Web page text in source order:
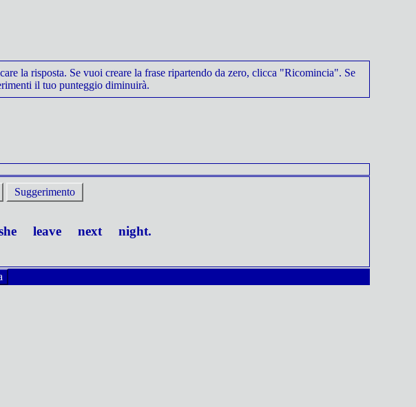
la risposta. Se vuoi creare la frase ripartendo da zero, clicca "Ricomincia". Se
il tuo punteggio diminuirà.
Suggerimento
leave next night.